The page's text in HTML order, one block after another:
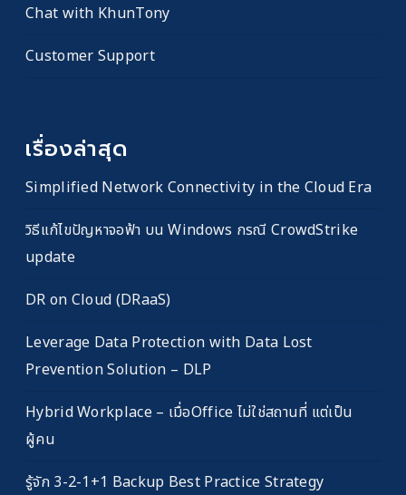
Chat with KhunTony
Customer Support
เรื่องล่าสุด
Simplified Network Connectivity in the Cloud Era
วิธีแก้ไขปัญหาจอฟ้า บน Windows กรณี CrowdStrike
update
DR on Cloud (DRaaS)
Leverage Data Protection with Data Lost
Prevention Solution – DLP
Hybrid Workplace – เมื่อOffice ไม่ใช่สถานที่ แต่เป็น
ผู้คน
รู้จัก 3-2-1+1 Backup Best Practice Strategy